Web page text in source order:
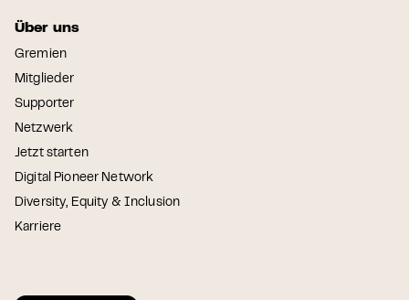
Über uns
Gremien
Mitglieder
Supporter
Netzwerk
Jetzt starten
Digital Pioneer Network
Diversity, Equity & Inclusion
Karriere